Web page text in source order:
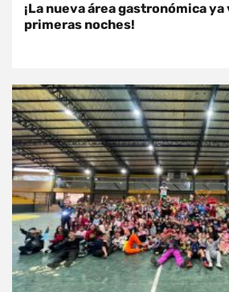
¡La nueva área gastronómica
primeras noches!